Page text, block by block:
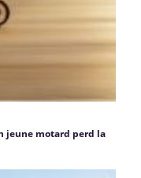
jeune motard perd la